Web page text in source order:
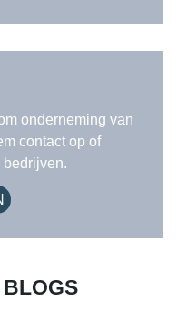
onderneming van
contact op of
BLOGS